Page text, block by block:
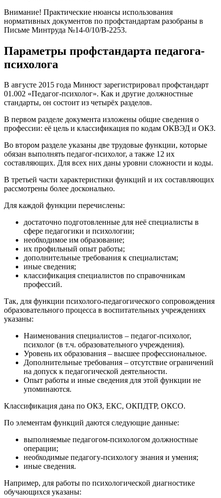
Внимание! Практические нюансы использования
нормативных документов по профстандартам разобраны в
Письме Минтруда №14-0/10/В-2253.
Параметры профстандарта педагога-
психолога
В августе 2015 года Минюст зарегистрировал профстандарт
01.002 «Педагог-психолог». Как и другие должностные
стандарты, он состоит из четырёх разделов.
В первом разделе документа изложены общие сведения о
профессии: её цель и классификация по кодам ОКВЭД и ОКЗ.
Во втором разделе указаны две трудовые функции, которые
обязан выполнять педагог-психолог, а также 12 их
составляющих. Для всех них даны уровни сложности и коды.
В третьей части характеристики функций и их составляющих
рассмотрены более досконально.
Для каждой функции перечислены:
достаточно подготовленные для неё специалисты в
сфере педагогики и психологии;
необходимое им образование;
их профильный опыт работы;
дополнительные требования к специалистам;
иные сведения;
классификация специалистов по справочникам
профессий.
Так, для функции психолого-педагогического сопровождения
образовательного процесса в воспитательных учреждениях
указаны:
Наименования специалистов – педагог-психолог,
психолог (в т.ч. образовательного учреждения).
Уровень их образования – высшее профессиональное.
Дополнительные требования – отсутствие ограничений
на допуск к педагогической деятельности.
Опыт работы и иные сведения для этой функции не
упоминаются.
Классификация дана по ОКЗ, ЕКС, ОКПДТР, ОКСО.
По элементам функций даются следующие данные:
выполняемые педагогом-психологом должностные
операции;
необходимые педагогу-психологу знания и умения;
иные сведения.
Например, для работы по психологической диагностике
обучающихся указаны: